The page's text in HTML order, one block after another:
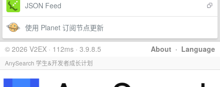
JSON Feed
使用 Planet 订阅节点更新
About · Language
© 2026 V2EX · 112ms · 3.9.8.5
AnySearch 学生&开发者成长计划